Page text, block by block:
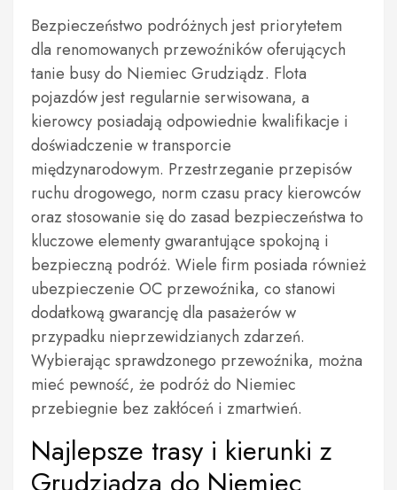
Bezpieczeństwo podróżnych jest priorytetem
dla renomowanych przewoźników oferujących
tanie busy do Niemiec Grudziądz. Flota
pojazdów jest regularnie serwisowana, a
kierowcy posiadają odpowiednie kwalifikacje i
doświadczenie w transporcie
międzynarodowym. Przestrzeganie przepisów
ruchu drogowego, norm czasu pracy kierowców
oraz stosowanie się do zasad bezpieczeństwa to
kluczowe elementy gwarantujące spokojną i
bezpieczną podróż. Wiele firm posiada również
ubezpieczenie OC przewoźnika, co stanowi
dodatkową gwarancję dla pasażerów w
przypadku nieprzewidzianych zdarzeń.
Wybierając sprawdzonego przewoźnika, można
mieć pewność, że podróż do Niemiec
przebiegnie bez zakłóceń i zmartwień.
Najlepsze trasy i kierunki z